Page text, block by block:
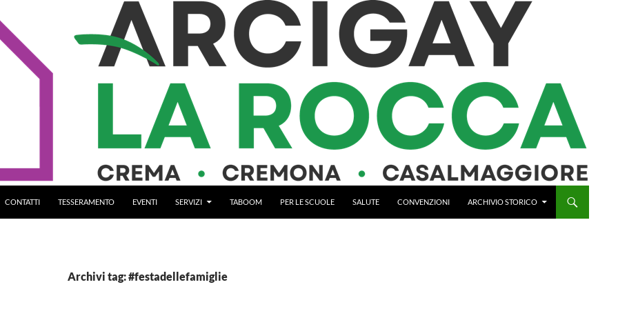
CONTATTI TESSERAMENTO EVENTI SERVIZI TABOOM PER LE SCUOLE SALUTE CONVENZIONI ARCHIVIO STORICO
Archivi tag: #festadellefamiglie